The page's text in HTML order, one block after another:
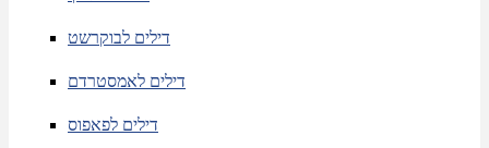
דילים לבוקרשט
דילים לאמסטרדם
דילים לפאפוס